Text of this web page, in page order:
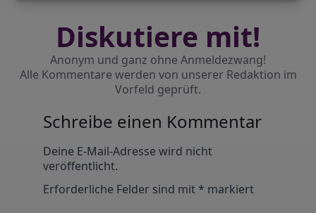
Diskutiere mit!
Anonym und ganz ohne Anmeldezwang!
Alle Kommentare werden von unserer Redaktion im
Vorfeld geprüft.
Schreibe einen Kommentar
Deine E-Mail-Adresse wird nicht
veröffentlicht.
Erforderliche Felder sind mit* markiert